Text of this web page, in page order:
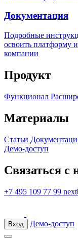
Документация
Подробные
освоить платформу
компании
Продукт
Функционал
Материалы
Статьи
Демо-доступ
Связаться с
+7 495 109 77 99
Вход Демо-доступ